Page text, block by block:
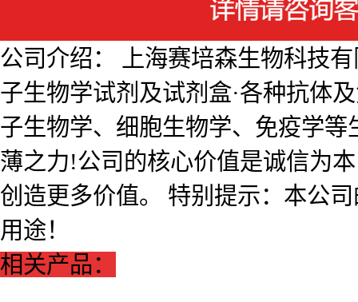
公司介绍： 上海赛培森生物科技有
子生物学试剂及试剂盒·各种抗体
子生物学、细胞生物学、免疫学
薄之力!公司的核心价值是诚信为
创造更多价值。 特别提示：本公
用途！
相关产品：